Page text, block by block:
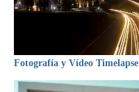
Fotografía y Vídeo Timelapse